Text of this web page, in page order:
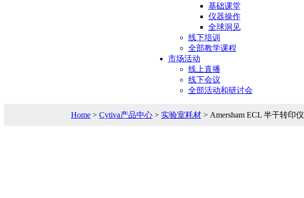
基础课堂
仪器操作
全球洞见
线下培训
全部教学课程
市场活动
线上直播
线下会议
全部活动和研讨会
Home> Cytiva产品中心> 实验室耗材> Amersham ECL 半干转印仪